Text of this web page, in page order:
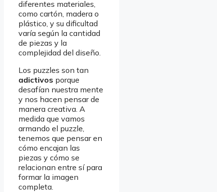
diferentes materiales,
como cartón, madera o
plástico, y su dificultad
varía según la cantidad
de piezas y la
complejidad del diseño.
Los puzzles son tan
adictivos porque
desafían nuestra mente
y nos hacen pensar de
manera creativa. A
medida que vamos
armando el puzzle,
tenemos que pensar en
cómo encajan las
piezas y cómo se
relacionan entre sí para
formar la imagen
completa.